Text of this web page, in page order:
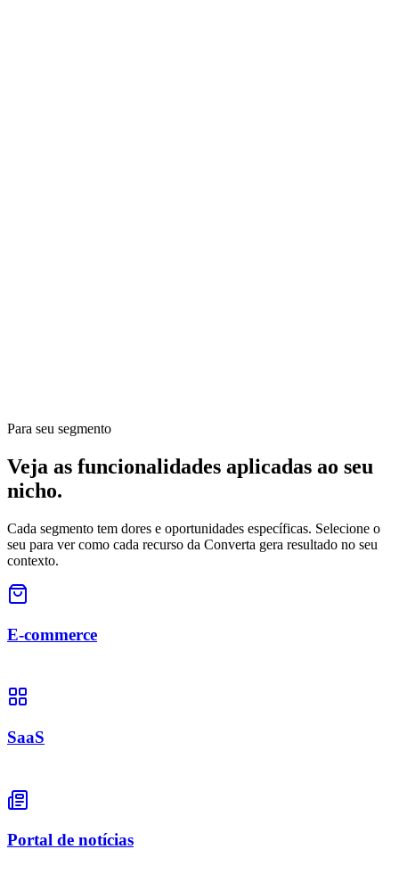
Para seu segmento
Veja as funcionalidades aplicadas ao seu
nicho.
Cada segmento tem dores e oportunidades específicas. Selecione o
seu para ver como cada recurso da Converta gera resultado no seu
contexto.